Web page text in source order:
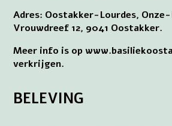
Adres: Oostakker-Lourdes,
Vrouwdreef 12, 9041 Oostakker.
Meer info is op
verkrijgen.
BELEVING